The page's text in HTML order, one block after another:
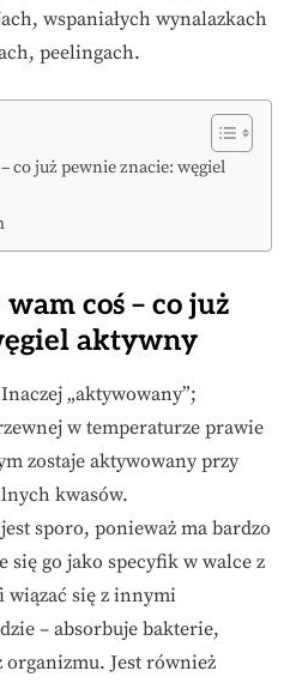
wspaniałych wynalazkach
peelingach.
co już pewnie znacie: węgiel
coś – co już
aktywny
„aktywowany”;
w temperaturze prawie
zostaje aktywowany przy
kwasów.
sporo, ponieważ ma bardzo
się go jako specyfik w walce z
wiązać się z innymi
– absorbuje bakterie,
Jest również